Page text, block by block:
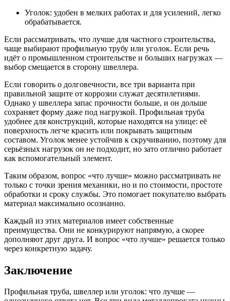
Уголок: удобен в мелких работах и для усилений, легко
обрабатывается.
Если рассматривать, что лучше для частного строительства,
чаще выбирают профильную трубу или уголок. Если речь
идёт о промышленном строительстве и больших нагрузках —
выбор смещается в сторону швеллера.
Если говорить о долговечности, все три варианта при
правильной защите от коррозии служат десятилетиями.
Однако у швеллера запас прочности больше, и он дольше
сохраняет форму даже под нагрузкой. Профильная труба
удобнее для конструкций, которые находятся на улице: её
поверхность легче красить или покрывать защитным
составом. Уголок менее устойчив к скручиванию, поэтому для
серьёзных нагрузок он не подходит, но зато отлично работает
как вспомогательный элемент.
Таким образом, вопрос «что лучше» можно рассматривать не
только с точки зрения механики, но и по стоимости, простоте
обработки и сроку службы. Это помогает покупателю выбрать
материал максимально осознанно.
Каждый из этих материалов имеет собственные
преимущества. Они не конкурируют напрямую, а скорее
дополняют друг друга. И вопрос «что лучше» решается только
через конкретную задачу.
Заключение
Профильная труба, швеллер или уголок: что лучше —